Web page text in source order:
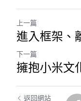
上一篇
進入框架、
下一篇
擁抱小米文
返回網站